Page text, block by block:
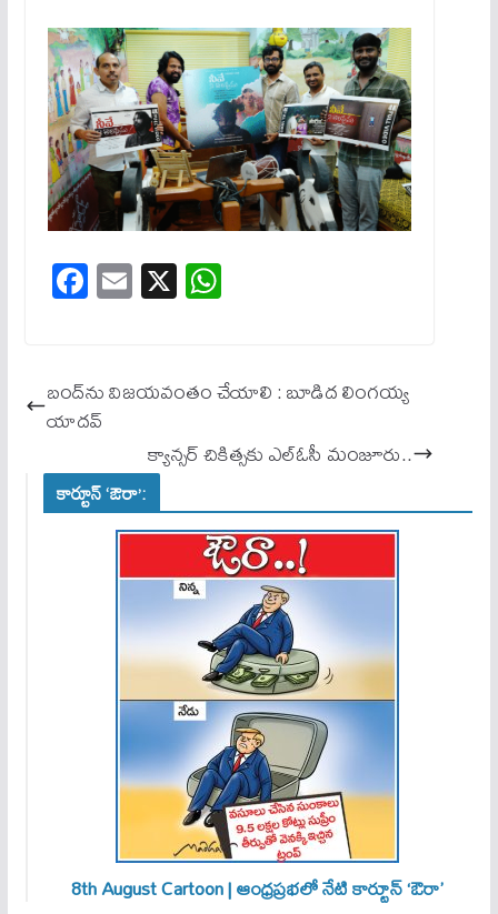
Fa
ce
ok
E
m
X W
ha
A
బంద్‌ను విజయవంతం చేయాలి : బూడిద లింగయ్య
యాదవ్
క్యాన్సర్ చికిత్సకు ఎల్‌ఓసీ మంజూరు..
కార్టూన్ ‘ఔరా’:
8th August Cartoon | ఆంధ్రప్రభలో నేటి కార్టూన్ ‘ఔరా’